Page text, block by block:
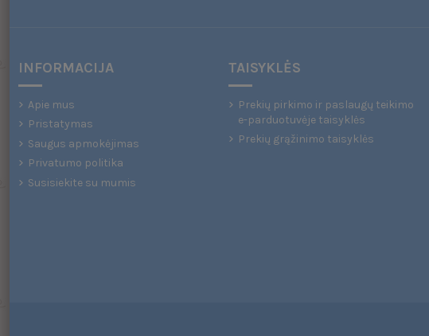
INFORMACIJA
Apie mus
Pristatymas
Saugus apmokėjimas
Privatumo politika
Susisiekite su mumis
TAISYKLĖS
Prekių pirkimo ir paslaugų teikimo
e-parduotuvėje taisyklės
Prekių grąžinimo taisyklės